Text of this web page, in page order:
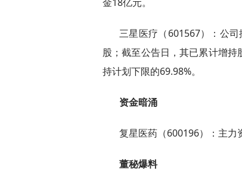
三星医疗（601567）：公
股；截至公告日，其已累计增
持计划下限的69.98%。
资金暗涌
复星医药（600196）：主力
董秘爆料